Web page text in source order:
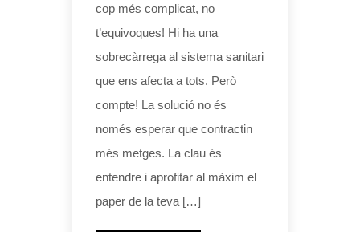
cop més complicat, no
t’equivoques! Hi ha una
sobrecàrrega al sistema sanitari
que ens afecta a tots. Però
compte! La solució no és
només esperar que contractin
més metges. La clau és
entendre i aprofitar al màxim el
paper de la teva […]